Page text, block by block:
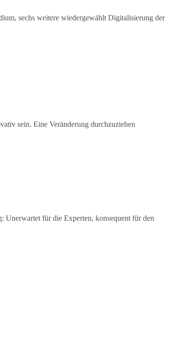
sechs weitere wiedergewählt Digitalisierung der
sein. Eine Veränderung durchzuziehen
für die Experten, konsequent für den